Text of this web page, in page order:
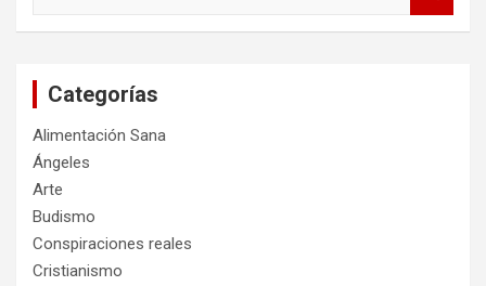
Categorías
Alimentación Sana
Ángeles
Arte
Budismo
Conspiraciones reales
Cristianismo